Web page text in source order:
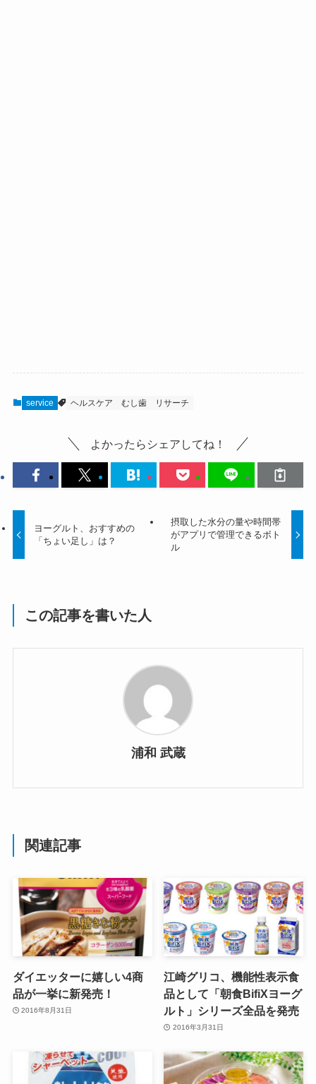
service ヘルスケア むし歯 リサーチ
よかったらシェアしてね！
ヨーグルト、おすすめの
「ちょい足し」は？
摂取した水分の量や時間帯
がアプリで管理できるボト
ル
この記事を書いた人
浦和 武蔵
関連記事
ダイエッターに嬉しい4商
品が一挙に新発売！
2016年8月31日
江崎グリコ、機能性表示食
品として「朝食BifiXヨーグ
ルト」シリーズ全品を発売
2016年3月31日